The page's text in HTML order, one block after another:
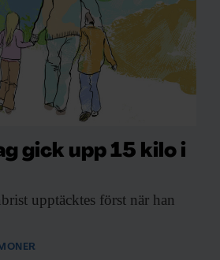
gick upp 15 kilo i
upptäcktes först när han